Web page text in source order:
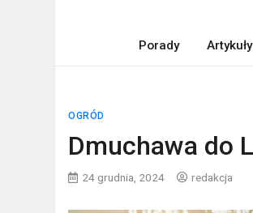
Porady Artykuły
OGRÓD
Dmuchawa do
24 grudnia, 2024 redakcja